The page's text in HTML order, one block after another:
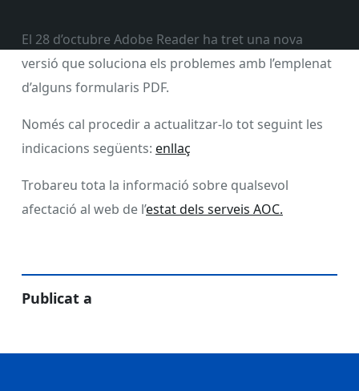
El 28 d’octubre Adobe Reader ha tret una nova
versió que soluciona els problemes amb l’emplenat
d’alguns formularis PDF.
Només cal procedir a actualitzar-lo tot seguint les
indicacions següents: enllaç
Trobareu tota la informació sobre qualsevol
afectació al web de l’estat dels serveis AOC.
Publicat a